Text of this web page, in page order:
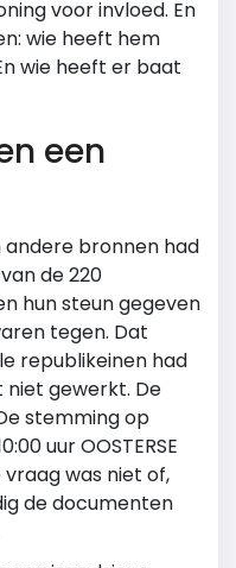
voor invloed. En
wie heeft hem
wie heeft er baat
een
andere bronnen had
de 220
hun steun gegeven
tegen. Dat
republikeinen had
niet gewerkt. De
stemming op
uur OOSTERSE
was niet of,
de documenten